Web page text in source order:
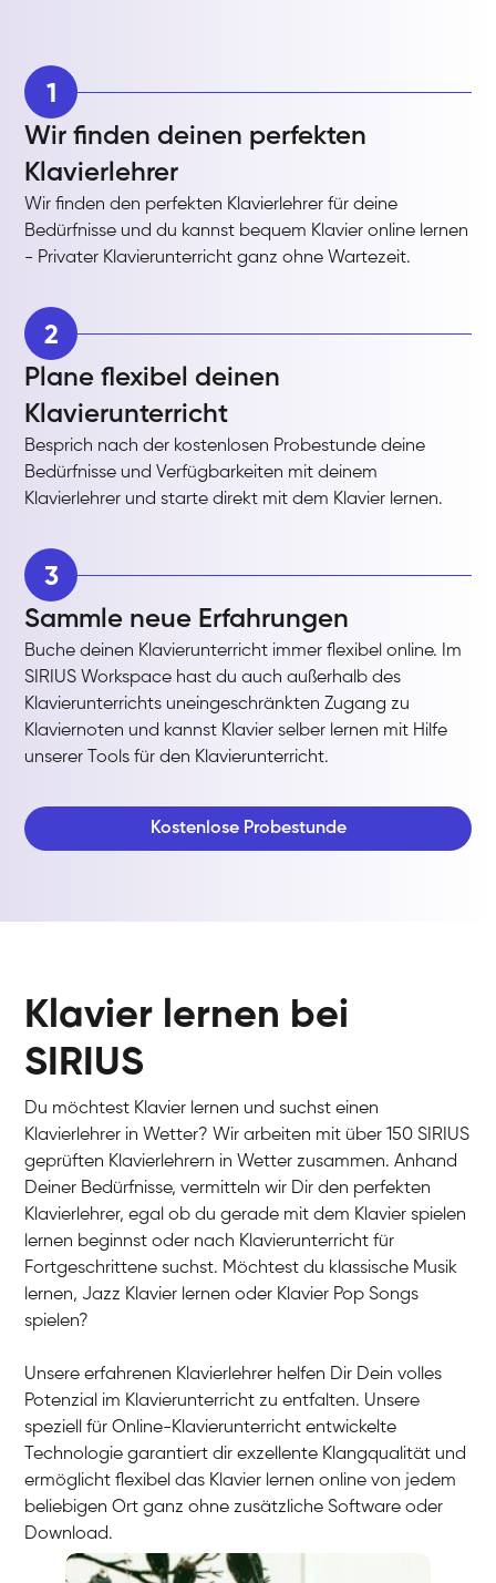
1
Wir finden deinen perfekten
Klavierlehrer
Wir finden den perfekten Klavierlehrer für deine
Bedürfnisse und du kannst bequem Klavier online lernen
- Privater Klavierunterricht ganz ohne Wartezeit.
2
Plane flexibel deinen
Klavierunterricht
Besprich nach der kostenlosen Probestunde deine
Bedürfnisse und Verfügbarkeiten mit deinem
Klavierlehrer und starte direkt mit dem Klavier lernen.
3
Sammle neue Erfahrungen
Buche deinen Klavierunterricht immer flexibel online. Im
SIRIUS Workspace hast du auch außerhalb des
Klavierunterrichts uneingeschränkten Zugang zu
Klaviernoten und kannst Klavier selber lernen mit Hilfe
unserer Tools für den Klavierunterricht.
Kostenlose Probestunde
Klavier lernen bei
SIRIUS
Du möchtest Klavier lernen und suchst einen
Klavierlehrer in Wetter? Wir arbeiten mit über 150 SIRIUS
geprüften Klavierlehrern in Wetter zusammen. Anhand
Deiner Bedürfnisse, vermitteln wir Dir den perfekten
Klavierlehrer, egal ob du gerade mit dem Klavier spielen
lernen beginnst oder nach Klavierunterricht für
Fortgeschrittene suchst. Möchtest du klassische Musik
lernen, Jazz Klavier lernen oder Klavier Pop Songs
spielen?
Unsere erfahrenen Klavierlehrer helfen Dir Dein volles
Potenzial im Klavierunterricht zu entfalten. Unsere
speziell für Online-Klavierunterricht entwickelte
Technologie garantiert dir exzellente Klangqualität und
ermöglicht flexibel das Klavier lernen online von jedem
beliebigen Ort ganz ohne zusätzliche Software oder
Download.